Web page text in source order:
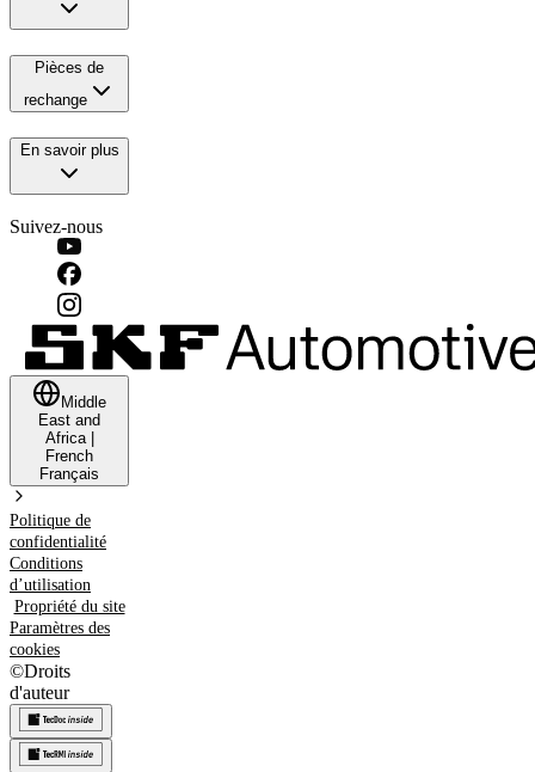
Pièces de
rechange
En savoir plus
Suivez-nous
Middle
East and
Africa|
French
Français
Politique de
confidentialité
Conditions
d’utilisation
Propriété du site
Paramètres des
cookies
©Droits
d'auteur